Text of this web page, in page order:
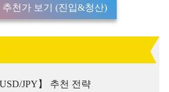
추천가 보기 (진입&청산)
USD/JPY】 추천 전략